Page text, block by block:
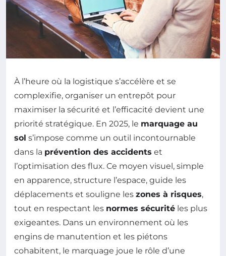
À l’heure où la logistique s’accélère et se
complexifie, organiser un entrepôt pour
maximiser la sécurité et l’efficacité devient une
priorité stratégique. En 2025, le marquage au
sol s’impose comme un outil incontournable
dans la prévention des accidents et
l’optimisation des flux. Ce moyen visuel, simple
en apparence, structure l’espace, guide les
déplacements et souligne les zones à risques,
tout en respectant les normes sécurité les plus
exigeantes. Dans un environnement où les
engins de manutention et les piétons
cohabitent, le marquage joue le rôle d’une